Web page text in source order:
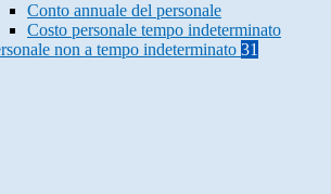
Conto annuale del personale
Costo personale tempo indeterminato
non a tempo indeterminato 31